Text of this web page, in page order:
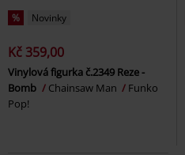
% Novinky
Kč 359,00
Vinylová figurka č.2349 Reze -
Bomb
Chainsaw Man
Funko
Pop!